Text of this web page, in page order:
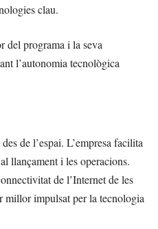
clau.
del programa i la seva
l’autonomia tecnològica
de l’espai. L’empresa facilita
llançament i les operacions.
de l’Internet de les
millor impulsat per la tecnologia